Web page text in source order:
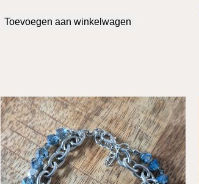
Toevoegen aan winkelwagen